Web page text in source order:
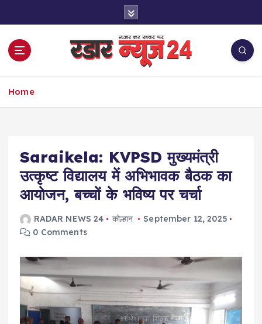
Home
Saraikela: KVPSD मुख्यमंत्री
उत्कृष्ट विद्यालय में अभिभावक बैठक का
आयोजन, बच्चों के भविष्य पर चर्चा
RADAR NEWS 24 कोल्हान
September 12, 2025
0 Comments